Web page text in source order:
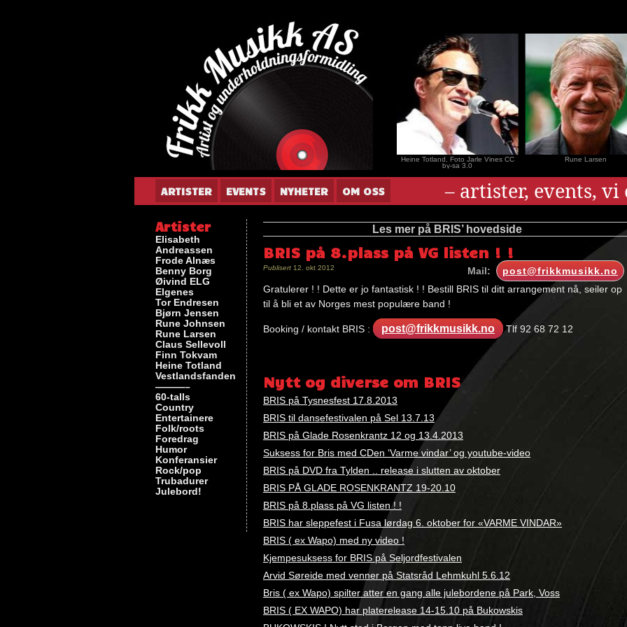
Gunnar Andersen
Heine Totland, Foto Jarle Vines CC
by-sa 3.0
Rune Larsen
ARTISTER EVENTS NYHETER OM OSS – artister, events,
Les mer på BRIS’ hovedside
BRIS på 8.plass på VG listen ! !
post@frikkmusikk.no
Mail:
Publisert 12. okt 2012
Gratulerer ! ! Dette er jo fantastisk ! ! Bestill BRIS til ditt arrangement nå, seiler op
til å bli et av Norges mest populære band !
Booking / kontakt BRIS : post@frikkmusikk.no Tlf 92 68 72 12
bris ,
wapo
Nytt og diverse om BRIS
BRIS på Tysnesfest 17.8.2013
BRIS til dansefestivalen på Sel 13.7.13
BRIS på Glade Rosenkrantz 12 og 13.4.2013
Suksess for Bris med CDen ‘Varme vindar’ og youtube-video
BRIS på DVD fra Tylden .. release i slutten av oktober
BRIS PÅ GLADE ROSENKRANTZ 19-20.10
BRIS på 8.plass på VG listen ! !
BRIS har sleppefest i Fusa lørdag 6. oktober for «VARME VINDAR»
BRIS ( ex Wapo) med ny video !
Kjempesuksess for BRIS på Seljordfestivalen
Arvid Søreide med venner på Statsråd Lehmkuhl 5.6.12
Bris ( ex Wapo) spilter atter en gang alle julebordene på Park, Voss
BRIS ( EX WAPO) har platerelease 14-15.10 på Bukowskis
Artister
Elisabeth
Andreassen
Frode Alnæs
Benny Borg
Øivind ELG
Elgenes
Tor Endresen
Bjørn Jensen
Rune Johnsen
Rune Larsen
Claus Sellevoll
Finn Tokvam
Heine Totland
Vestlandsfanden
———–
60-talls
Country
Entertainere
Folk/roots
Foredrag
Humor
Konferansier
Rock/pop
Trubadurer
Julebord!